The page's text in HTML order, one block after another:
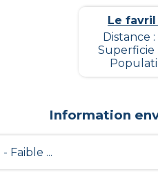
Le favril
Distance
Superficie
Information
- Faible ...